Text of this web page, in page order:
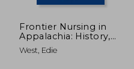
55%
Frontier Nursing in
Appalachia: History,
Organization and the
Changing Culture of
West, Edie